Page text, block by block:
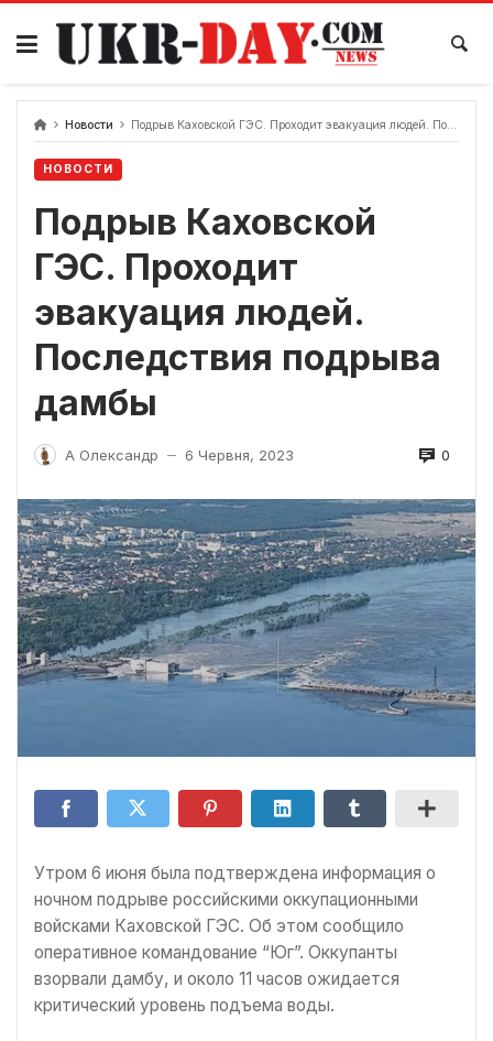
Перейти
вмісту
Новости Подрыв Каховской ГЭС. Проходит эвакуация людей. Последствия подрыва дамбы
НОВОСТИ
Подрыв Каховской
ГЭС. Проходит
эвакуация людей.
Последствия подрыва
дамбы
А Олександр — 6 Червня, 2023 0
Утром 6 июня была подтверждена информация о
ночном подрыве российскими оккупационными
войсками Каховской ГЭС. Об этом сообщило
оперативное командование “Юг”. Оккупанты
взорвали дамбу, и около 11 часов ожидается
критический уровень подъема воды.